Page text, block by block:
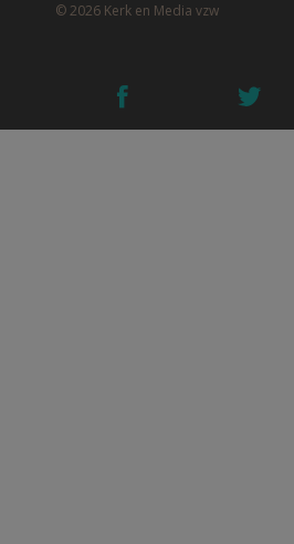
© 2026 Kerk en Media vzw